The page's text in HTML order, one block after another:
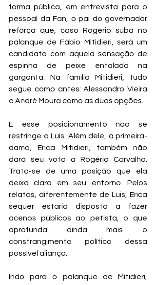
forma pública, em entrevista para o
pessoal da Fan, o pai do governador
reforça que, caso Rogério suba no
palanque de Fábio Mitidieri, será um
candidato com aquela sensação de
espinha de peixe entalada na
garganta. Na família Mitidieri, tudo
segue como antes: Alessandro Vieira
e André Moura como as duas opções.
E esse posicionamento não se
restringe a Luis. Além dele, a primeira-
dama, Erica Mitidieri, também não
dará seu voto a Rogério Carvalho.
Trata-se de uma posição que ela
deixa clara em seu entorno. Pelos
relatos, diferentemente de Luis, Erica
sequer estaria disposta a fazer
acenos públicos ao petista, o que
aprofunda ainda mais o
constrangimento político dessa
possível aliança.
Indo para o palanque de Mitidieri,